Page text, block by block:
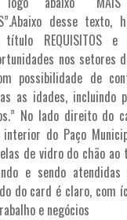
desse
REQUISITOS e
nos setores
possibilidade de
as idades, incluindo
No lado direito do
do Paço
de vidro do chão ao
e sendo atendidas
do card é claro, com
e negócios